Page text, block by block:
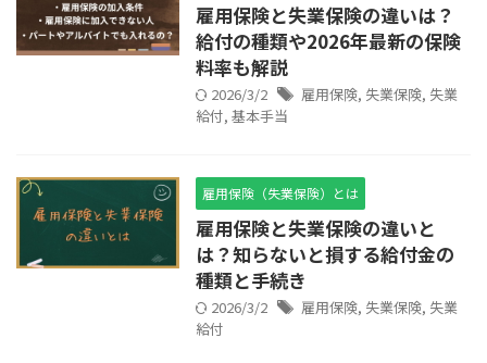
雇用保険と失業保険の違いは？
給付の種類や2026年最新の保険
料率も解説
2026/3/2 雇用保険, 失業保険, 失業
給付, 基本手当
雇用保険（失業保険）とは
雇用保険と失業保険の違いと
は？知らないと損する給付金の
種類と手続き
2026/3/2 雇用保険, 失業保険, 失業
給付